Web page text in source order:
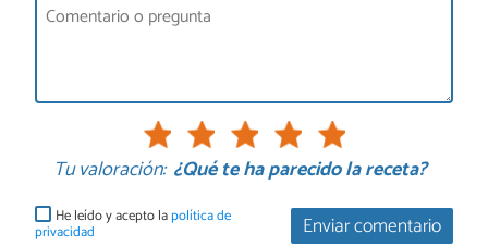
Tu valoración: ¿Qué te ha parecido la receta?
Enviar comentario
He leído y acepto lapolítica de
privacidad